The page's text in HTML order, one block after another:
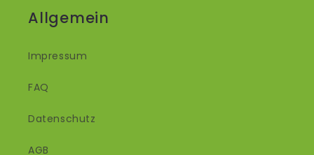
Allgemein
Impressum
FAQ
Datenschutz
AGB